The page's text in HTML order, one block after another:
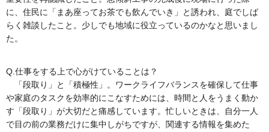
に、住民に「まあ座ってお茶でも飲んでいき」と誘われ、庭でしば
らく雑談したこと。少しでも地域に役立っているのかなと思いまし
た。
Q.仕事をする上で心がけていることは？
「段取り」と「積極性」。ワークライフバランスを確保して仕事
や家庭のタスクを効率的にこなすためには、時間と人をうまく動か
す「段取り」が大切だと痛感しています。忙しいときは、自分一人
で目の前の業務だけに集中しがちですが、関連する情報を集めた